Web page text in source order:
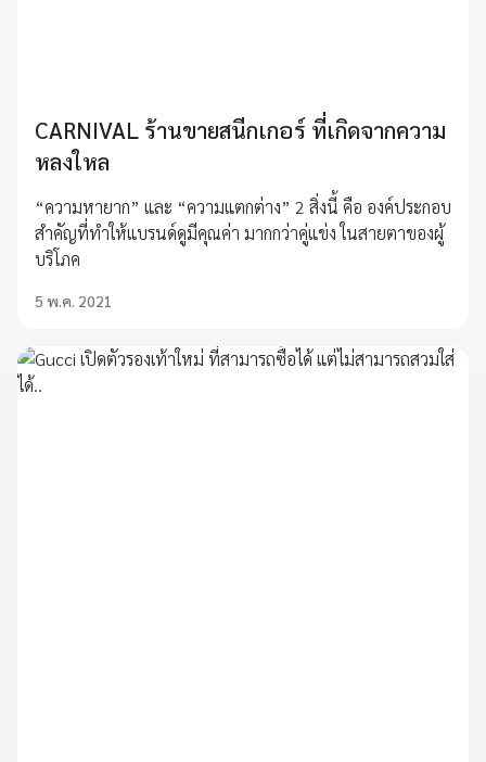
CARNIVAL ร้านขายสนีกเกอร์ ที่เกิดจากความ
หลงใหล
“ความหายาก” และ “ความแตกต่าง” 2 สิ่งนี้ คือ องค์ประกอบ
สำคัญที่ทำให้แบรนด์ดูมีคุณค่า มากกว่าคู่แข่ง ในสายตาของผู้
บริโภค
5 พ.ค. 2021